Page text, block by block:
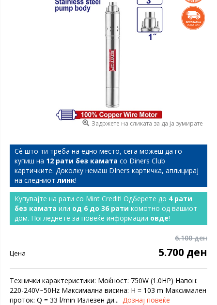
Задржете на сликата за да ја зумирате
Сѐ што ти треба на едно место, сега можеш да го
купиш на 12 рати без камата со Diners Club
картичките. Доколку немаш DIners картичка, аплицирај
на следниот линк!
Купувајте на рати со Mint Credit! Одберете до 4 рати
без камата или од 6 до 36 рати комотно од вашиот
дом. Погледнете за повеќе информации овде!
6.100 ден
Цена 5.700 ден
Технички карактеристики: Moќност: 750W (1.0HP) Напон:
220-240V~50Hz Максимална висина: H = 103 m Максимален
проток: Q = 33 l/min Излезен ди... Дознај повеќе